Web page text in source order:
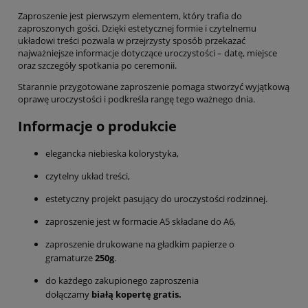
Zaproszenie jest pierwszym elementem, który trafia do
zaproszonych gości. Dzięki estetycznej formie i czytelnemu
układowi treści pozwala w przejrzysty sposób przekazać
najważniejsze informacje dotyczące uroczystości – datę, miejsce
oraz szczegóły spotkania po ceremonii.
Starannie przygotowane zaproszenie pomaga stworzyć wyjątkową
oprawę uroczystości i podkreśla rangę tego ważnego dnia.
Informacje o produkcie
elegancka niebieska kolorystyka,
czytelny układ treści,
estetyczny projekt pasujący do uroczystości rodzinnej.
zaproszenie jest w formacie A5 składane do A6,
zaproszenie drukowane na gładkim papierze o
gramaturze250g.
do każdego zakupionego zaproszenia
dołączamy białą kopertę gratis.